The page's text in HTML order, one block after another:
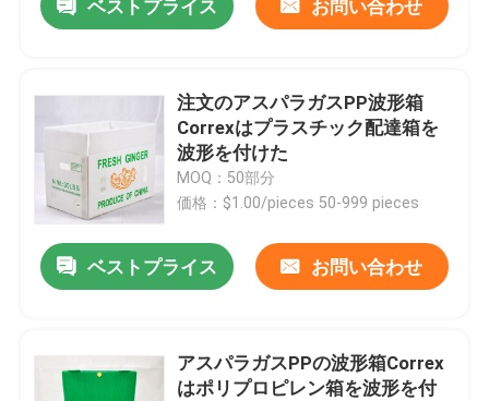
ベストプライス お問い合わせ
注文のアスパラガスPP波形箱
Correxはプラスチック配達箱を
波形を付けた
MOQ：50部分
価格：$1.00/pieces 50-999 pieces
ベストプライス お問い合わせ
アスパラガスPPの波形箱Correx
はポリプロピレン箱を波形を付